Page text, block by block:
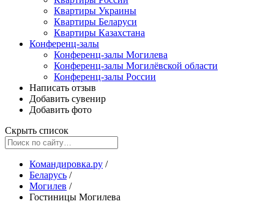
Квартиры Украины
Квартиры Беларуси
Квартиры Казахстана
Конференц-залы
Конференц-залы Могилева
Конференц-залы Могилёвской области
Конференц-залы России
Написать отзыв
Добавить сувенир
Добавить фото
Скрыть список
Командировка.ру /
Беларусь /
Могилев /
Гостиницы Могилева